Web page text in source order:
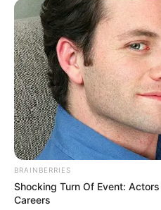
BRAINBERRIES
Shocking Turn Of Event:
Careers